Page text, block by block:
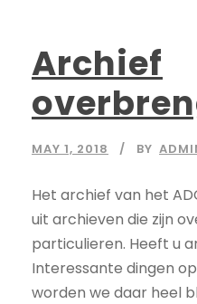
Archief
MAY 1, 2018 BY
Het archief van het
uit archieven die zijn
particulieren. Heeft u
Interessante dingen
worden we daar heel